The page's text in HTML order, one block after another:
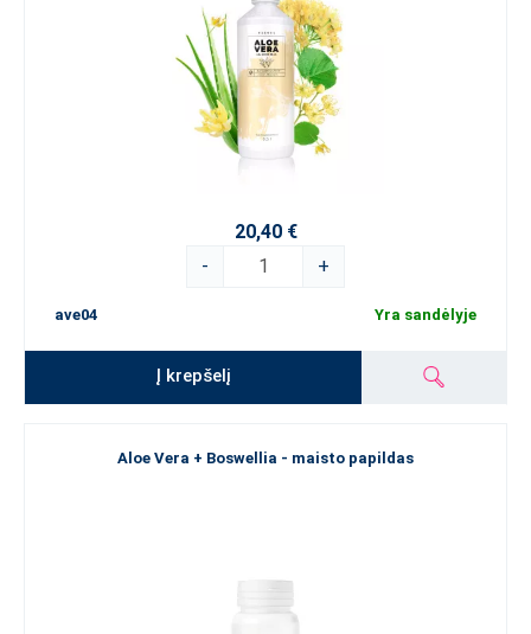
20,40 €
-
+
ave04 Yra sandėlyje
Į krepšelį
Aloe Vera + Boswellia - maisto papildas